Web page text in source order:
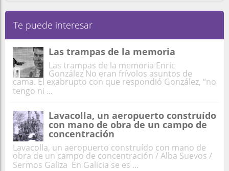
Te puede interesar
Las trampas de la memoria
Las trampas de la memoria Enric
González No eran frívolos asuntos de
cama. El exabrupto con que respondió González, “no
tengo ni ...
Lavacolla, un aeropuerto construído
con mano de obra de un campo de
concentración
Lavacolla, un aeropuerto construído con mano de
obra de un campo de concentración / Alba Suevos /
Sermos Galiza En Galicia se es ...